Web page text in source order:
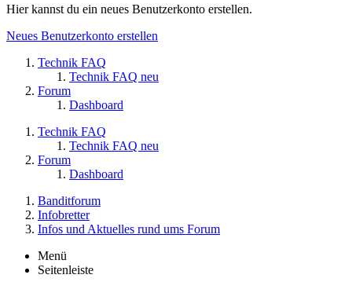
Hier kannst du ein neues Benutzerkonto erstellen.
Neues Benutzerkonto erstellen
Technik FAQ
Technik FAQ neu
Forum
Dashboard
Technik FAQ
Technik FAQ neu
Forum
Dashboard
Banditforum
Infobretter
Infos und Aktuelles rund ums Forum
Menü
Seitenleiste